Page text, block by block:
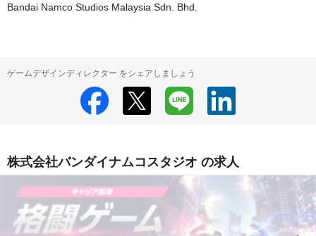
Bandai Namco Studios Malaysia Sdn. Bhd.
ゲームデザインディレクター をシェアしましょう
株式会社バンダイナムコスタジオ の求人